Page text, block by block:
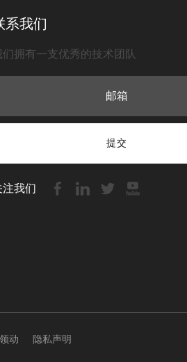
系我们
们拥有一支优秀的技术团队
提交
注我们
领动 隐私声明